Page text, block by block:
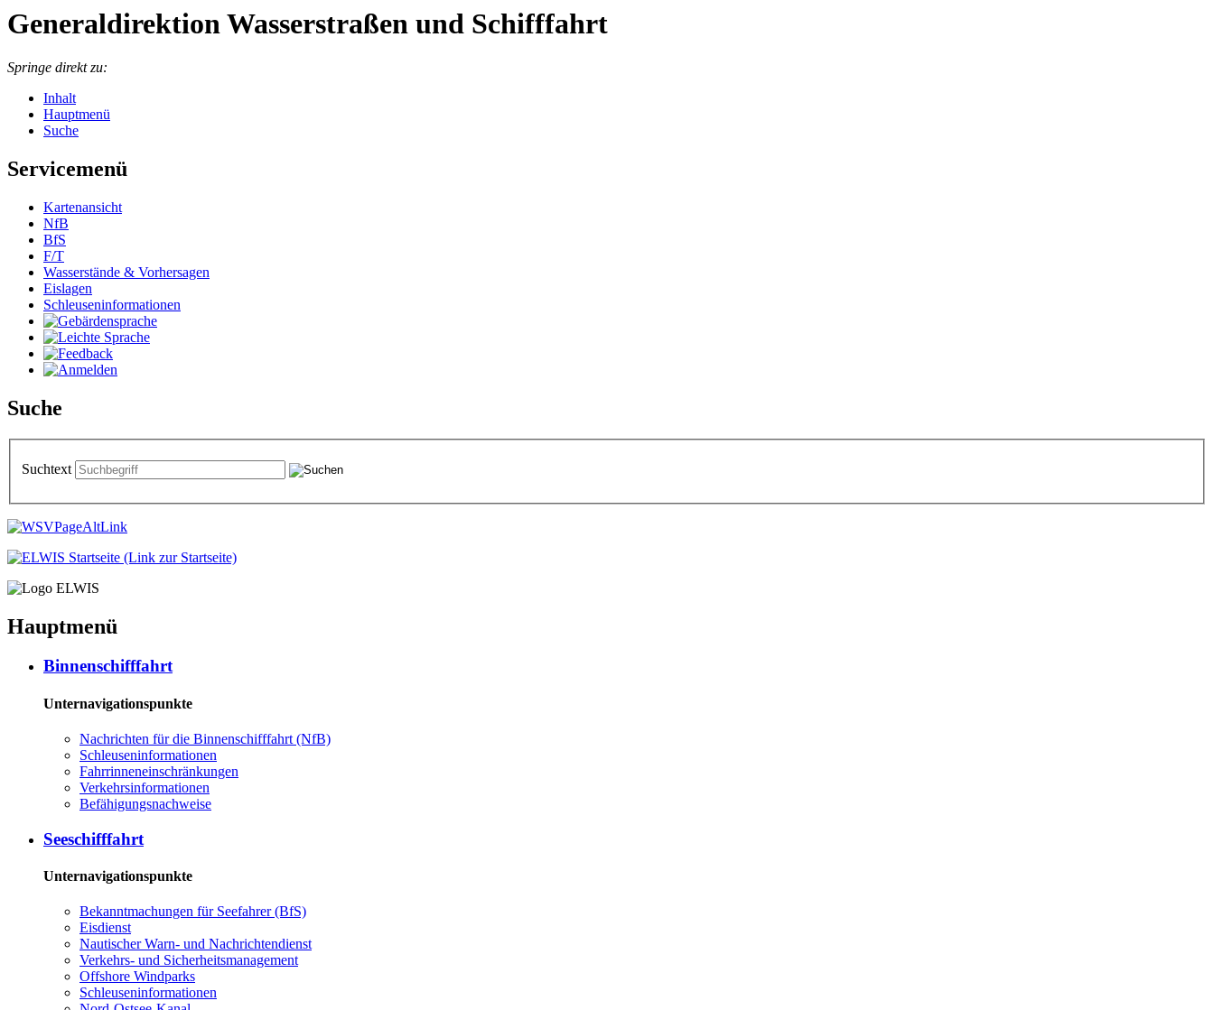
Generaldirektion Wasserstraßen und Schifffahrt
Springe direkt zu:
Inhalt
Hauptmenü
Suche
Servicemenü
Kar­ten­an­sicht
NfB
BfS
F/T
Was­ser­stän­de & Vor­her­sa­gen
Eis­la­gen
Schleu­sen­in­for­ma­tio­nen
Suche
Suchtext
Hauptmenü
Bin­nen­schiff­fahrt
Unternavigationspunkte
Nach­rich­ten für die Bin­nen­schiff­fahrt (NfB)
Schleu­sen­in­for­ma­tio­nen
Fahr­rin­nen­ein­schrän­kun­gen
Ver­kehrs­in­for­ma­tio­nen
Be­fä­hi­gungs­nach­wei­se
See­schiff­fahrt
Unternavigationspunkte
Be­kannt­ma­chun­gen für See­fah­rer (BfS)
Eis­dienst
Nau­ti­scher Warn-​ und Nach­rich­ten­dienst
Ver­kehrs-​ und Si­cher­heits­ma­na­ge­ment
Offs­ho­re Wind­parks
Schleu­sen­in­for­ma­tio­nen